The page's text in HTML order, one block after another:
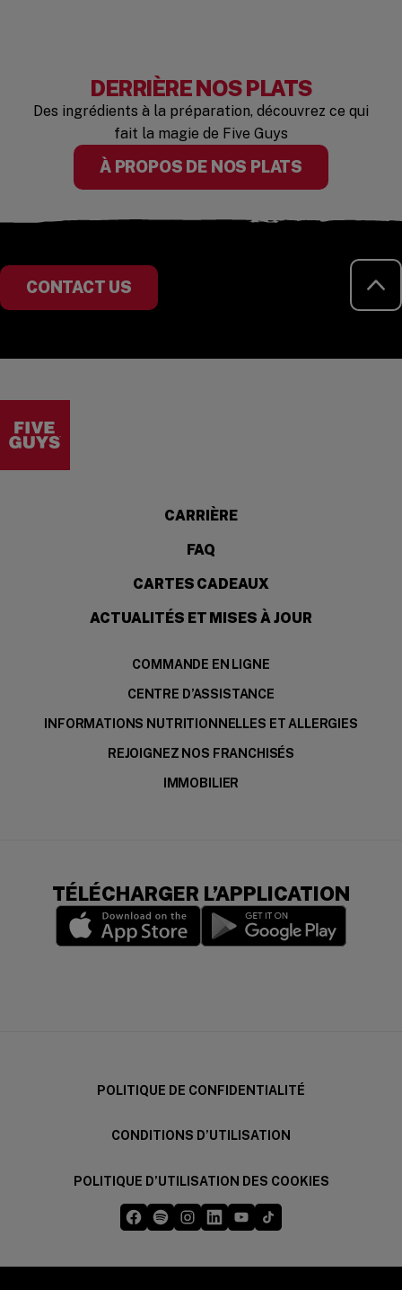
DERRIÈRE NOS PLATS
Des ingrédients à la préparation, découvrez ce qui
fait la magie de Five Guys
À PROPOS DE NOS PLATS
CONTACT US
CARRIÈRE
FAQ
CARTES CADEAUX
ACTUALITÉS ET MISES À JOUR
COMMANDE EN LIGNE
CENTRE D’ASSISTANCE
INFORMATIONS NUTRITIONNELLES ET ALLERGIES
REJOIGNEZ NOS FRANCHISÉS
IMMOBILIER
TÉLÉCHARGER L’APPLICATION
POLITIQUE DE CONFIDENTIALITÉ
CONDITIONS D’UTILISATION
POLITIQUE D’UTILISATION DES COOKIES
Five Guys sur Facebook
Five Guys sur Spotify
Five Guys sur Instagram
Five Guys sur LinkedIn
Five Guys sur YouTube
Five Guys sur TikTok